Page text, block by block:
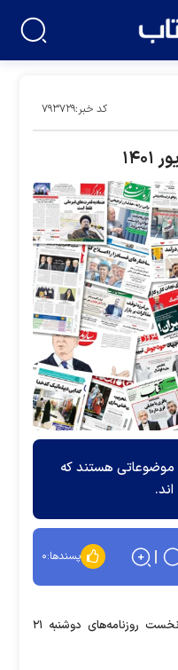
کد خبر:۷۹۳۷۲۹
موضوعاتی هستند که
پسندها:۰
تصاویر صفحه نخست روزنامه‌های دوشنبه ۲۱